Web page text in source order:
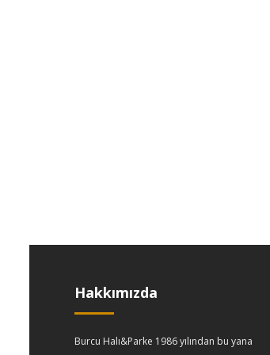
Hakkımızda
Burcu Halı&Parke 1986 yılından bu yana